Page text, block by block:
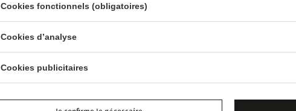
puissent les consulter.
DONNEZ VOTRE
Cookies fonctionnels (obligatoires)
Cookies d’analyse
Cookies publicitaires